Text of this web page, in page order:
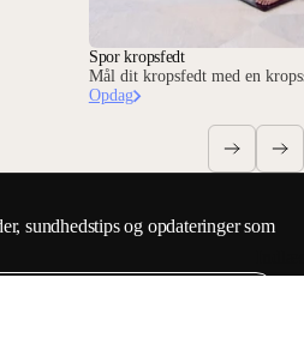
Spor kropsfedt
Mål dit kropsfedt med en
Opdag
sundhedstips og opdateringer som